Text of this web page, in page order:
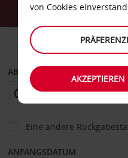
FAHRZEUG
ABHOLEN VON
Eine andere
ANFANGSDATUM
von Cookies
AKZEPTIEREN